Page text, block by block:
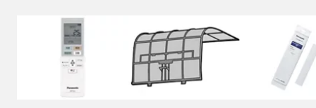
に提供しません。お問い合わせは、ご相談された
窓口にご連絡ください。
なお、本ウェブサイトに公開されている取扱説明
書は、原則として商品が発売された当初のものを
掲載しています。したがいまして、会社名やお客
様ご相談窓口の連絡先などが変更されている場合